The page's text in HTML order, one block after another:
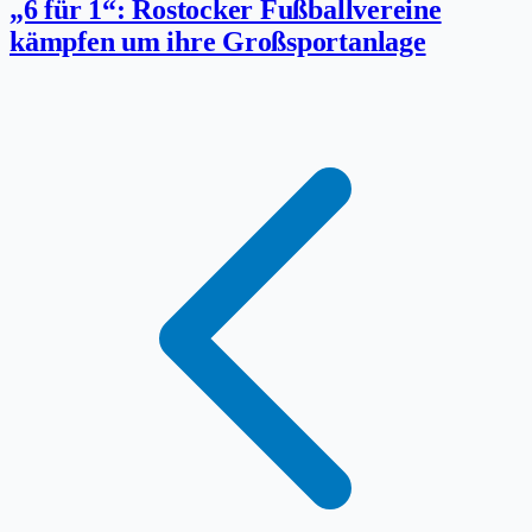
„6 für 1“: Rostocker Fußballvereine
kämpfen um ihre Großsportanlage